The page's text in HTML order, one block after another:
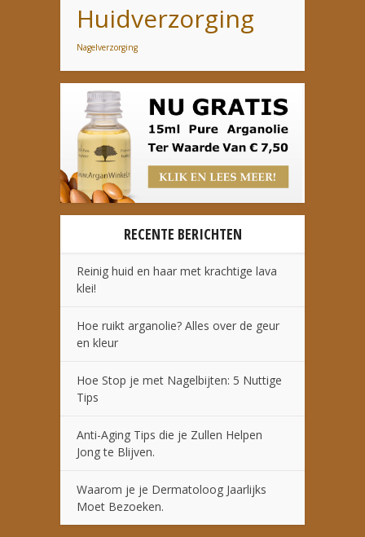
Huidverzorging
Nagelverzorging
RECENTE BERICHTEN
Reinig huid en haar met krachtige lava
klei!
Hoe ruikt arganolie? Alles over de geur
en kleur
Hoe Stop je met Nagelbijten: 5 Nuttige
Tips
Anti-Aging Tips die je Zullen Helpen
Jong te Blijven.
Waarom je je Dermatoloog Jaarlijks
Moet Bezoeken.